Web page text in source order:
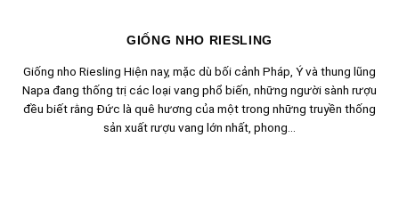
GIỐNG NHO RIESLING
Giống nho Riesling Hiện nay, mặc dù bối cảnh Pháp, Ý và thung lũng
Napa đang thống trị các loại vang phổ biến, những người sành rượu
đều biết rằng Đức là quê hương của một trong những truyền thống
sản xuất rượu vang lớn nhất, phong...